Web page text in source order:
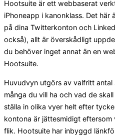
Hootsuite är ett webbaserat
iPhoneapp i kanonklass. Det
på dina Twitterkonton och
också), allt är överskådligt
du behöver inget annat än en
Hootsuite.
Huvudvyn utgörs av valfritt antal
många du vill ha och vad de
ställa in olika vyer helt efter
kontona är jättesmidigt
flik. Hootsuite har inbyggd